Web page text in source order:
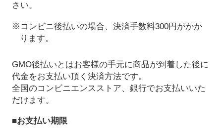
さい。
※コンビニ後払いの場合、決済手数料300円がかか
ります。
GMO後払いとはお客様の手元に商品が到着した後に
代金をお支払い頂く決済方法です。
全国のコンビニエンスストア、銀行でお支払いいた
だけます。
■お支払い期限